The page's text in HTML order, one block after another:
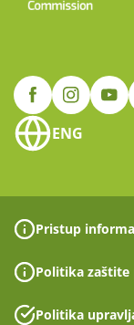
ENG
Pristup
Politika
Politika